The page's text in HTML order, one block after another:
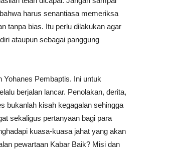
harus senantiasa memeriksa
tanpa bias. Itu perlu dilakukan agar
ataupun sebagai panggung
Pembaptis. Ini untuk
berjalan lancar. Penolakan, derita,
bukanlah kisah kegagalan sehingga
sekaligus pertanyaan bagi para
kuasa-kuasa jahat yang akan
pewartaan Kabar Baik? Misi dan